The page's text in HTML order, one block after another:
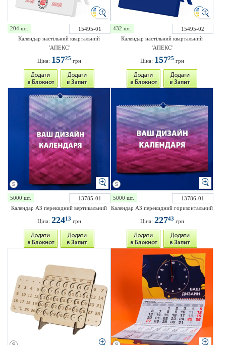
204 шт.
15495-01
Календар настільний квартальний
'АПЕКС'
Ціна: 15725 грн
432 шт.
15495-02
Календар настільний квартальний
'АПЕКС'
Ціна: 15725 грн
5000 шт.
13785-01
Календар А3 перекидний вертикальний
Ціна: 22413 грн
5000 шт.
13786-01
Календар А3 перекидний горизонтальний
Ціна: 22743 грн